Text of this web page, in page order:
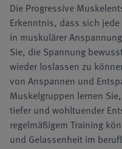
Die Progressive
Erkenntnis, dass sich
in muskulärer
Sie, die Spannung
wieder loslassen zu
von Anspannen und
Muskelgruppen lernen
tiefer und wohltuender
regelmäßigem Training
und Gelassenheit im